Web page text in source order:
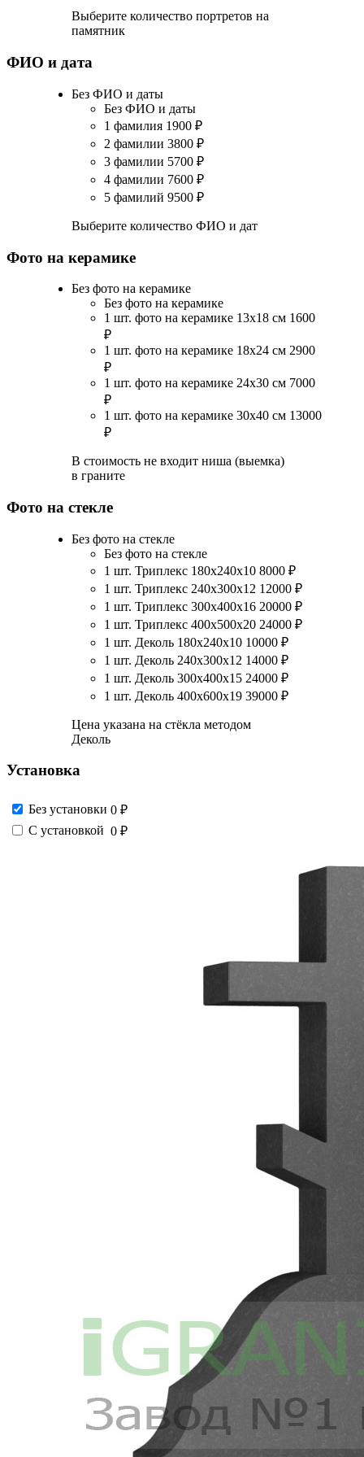
Выберите количество портретов на
памятник
ФИО и дата
Без ФИО и даты
Без ФИО и даты
1 фамилия 1900 ₽
2 фамилии 3800 ₽
3 фамилии 5700 ₽
4 фамилии 7600 ₽
5 фамилий 9500 ₽
Выберите количество ФИО и дат
Фото на керамике
Без фото на керамике
Без фото на керамике
1 шт. фото на керамике 13х18 см 1600
₽
1 шт. фото на керамике 18х24 см 2900
₽
1 шт. фото на керамике 24х30 см 7000
₽
1 шт. фото на керамике 30х40 см 13000
₽
В стоимость не входит ниша (выемка)
в граните
Фото на стекле
Без фото на стекле
Без фото на стекле
1 шт. Триплекс 180х240х10 8000 ₽
1 шт. Триплекс 240х300х12 12000 ₽
1 шт. Триплекс 300х400х16 20000 ₽
1 шт. Триплекс 400х500х20 24000 ₽
1 шт. Деколь 180х240х10 10000 ₽
1 шт. Деколь 240х300х12 14000 ₽
1 шт. Деколь 300х400х15 24000 ₽
1 шт. Деколь 400х600х19 39000 ₽
Цена указана на стёкла методом
Деколь
Установка
Без установки 0 ₽
С установкой 0 ₽